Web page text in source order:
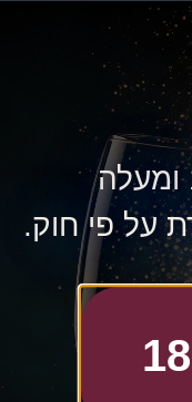
₪168
לסל
על פי חוק.